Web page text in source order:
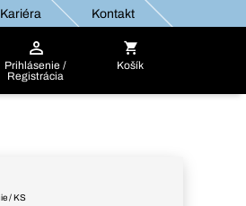
Kariéra Kontakt
Prihlásenie /
Registrácia
Košík
/ KS